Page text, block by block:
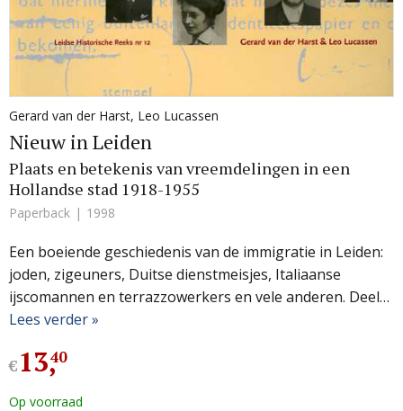
Gerard van der Harst, Leo Lucassen
Nieuw in Leiden
Plaats en betekenis van vreemdelingen in een
Hollandse stad 1918-1955
Paperback 1998
Een boeiende geschiedenis van de immigratie in Leiden:
joden, zigeuners, Duitse dienstmeisjes, Italiaanse
ijscomannen en terrazzowerkers en vele anderen. Deel…
Lees verder »
€13,
40
Op voorraad